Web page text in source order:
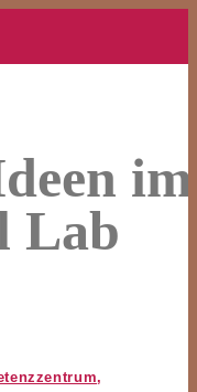
im
Lab
,